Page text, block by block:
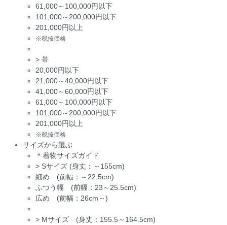
61,000～100,000円以下
101,000～200,000円以下
201,000円以上
※税抜価格
> 帯
20,000円以下
21,000～40,000円以下
41,000～60,000円以下
61,000～100,000円以下
101,000～200,000円以下
201,000円以上
※税抜価格
サイズから選ぶ
＊着物サイズガイド
> Sサイズ (身丈：～155cm)
細め (前幅：～22.5cm)
ふつう幅 (前幅：23～25.5cm)
広め (前幅：26cm～)
> Mサイズ (身丈：155.5～164.5cm)